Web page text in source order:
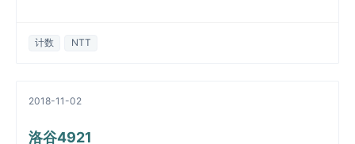
计数 NTT
2018-11-02
洛谷4921